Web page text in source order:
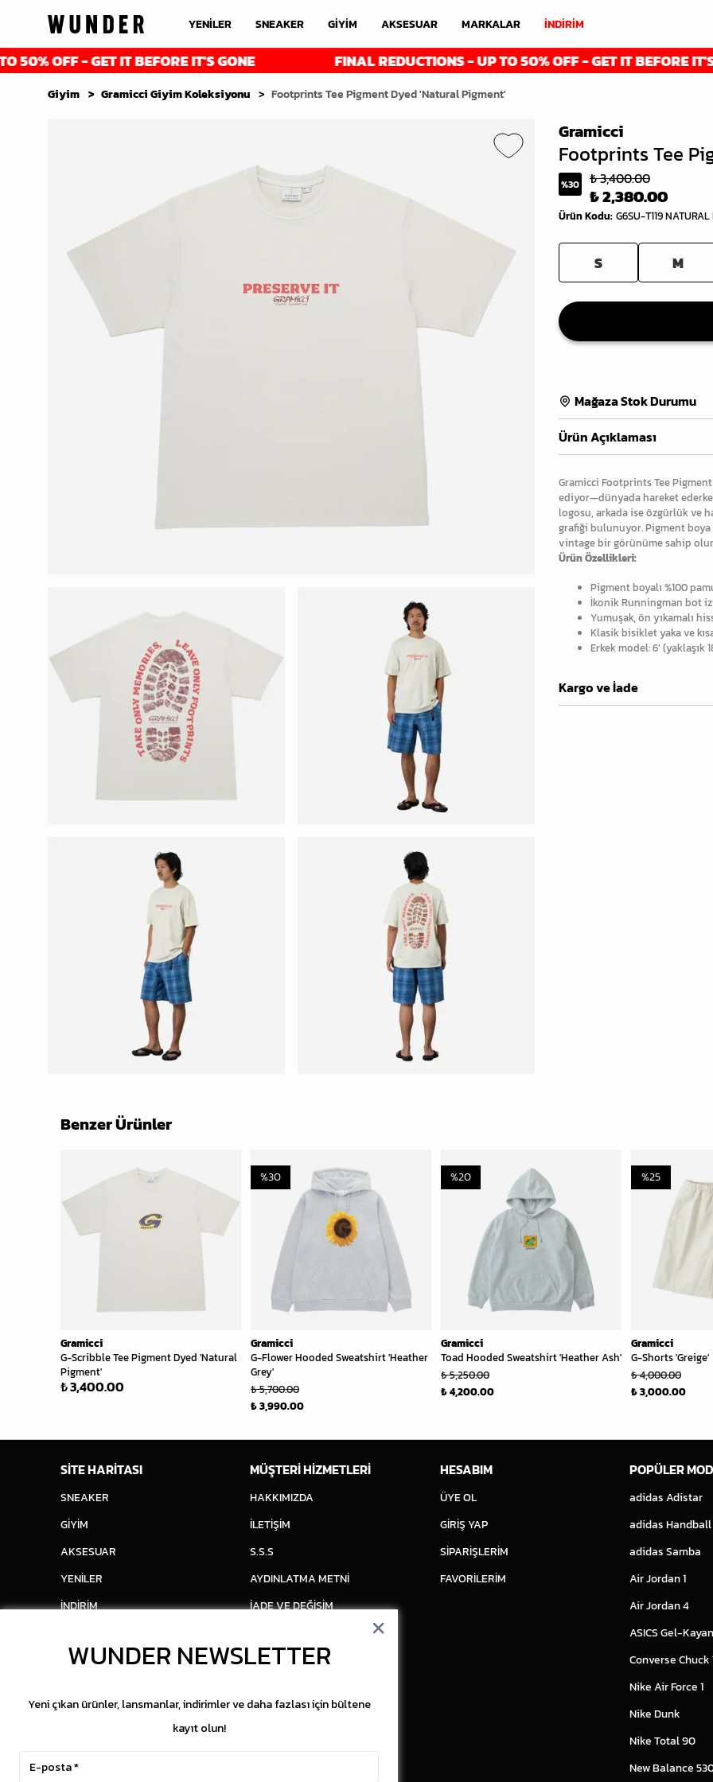
YENİLER SNEAKER GİYİM AKSESUAR MARKALAR İNDİRİM
- GET IT BEFORE IT'S GONE FINAL REDUCTIONS - UP TO 50% OFF - GET IT BEFORE IT'S GONE
Giyim Gramicci Giyim Koleksiyonu Footprints Tee Pigment Dyed 'Natural Pigment'
Gramicci
Footprints Tee
%30 ₺ 3,400.00
₺ 2,380.00
Ürün Kodu: G6SU-T119 NATURAL
S M
Mağaza Stok Durumu
Ürün Açıklaması
Gramicci Footprints Tee
ediyor—dünyada hareket
logosu, arkada ise özgürlük ve
grafiği bulunuyor. Pigment
vintage bir görünüme sahip
Ürün Özellikleri:
Pigment boyalı %100
İkonik Runningman bot
Yumuşak, ön yıkamalı
Klasik bisiklet yaka ve
Erkek model: 6’ (yaklaşık
Kargo ve İade
Benzer Ürünler
Gramicci
G-Scribble Tee Pigment Dyed 'Natural
Pigment'
₺ 3,400.00
Gramicci
G-Flower Hooded Sweatshirt 'Heather
Grey'
%30
₺ 5,700.00
₺ 3,990.00
Gramicci
Toad Hooded Sweatshirt 'Heather Ash'
%20
₺ 5,250.00
₺ 4,200.00
Gramicci
G-Shorts 'Greige'
%25
₺ 4,000.00
₺ 3,000.00
SİTE HARİTASI
SNEAKER
GİYİM
AKSESUAR
YENİLER
İNDİRİM
MÜŞTERİ HİZMETLERİ
HAKKIMIZDA
İLETİŞİM
S.S.S
AYDINLATMA METNİ
İADE VE DEĞİŞİM
HESABIM
ÜYE OL
GİRİŞ YAP
SİPARİŞLERİM
FAVORİLERİM
POPÜLER
adidas Adistar
adidas
adidas Samba
Air Jordan 1
Air Jordan 4
ASICS Gel-
Converse Chuck
Nike Air Force 1
Nike Dunk
Nike Total 90
New Balance
WUNDER NEWSLETTER
Yeni çıkan ürünler, lansmanlar, indirimler ve daha fazlası için bültene
kayıt olun!